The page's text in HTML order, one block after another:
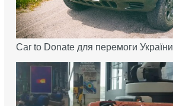
Car to Donate для перемоги України